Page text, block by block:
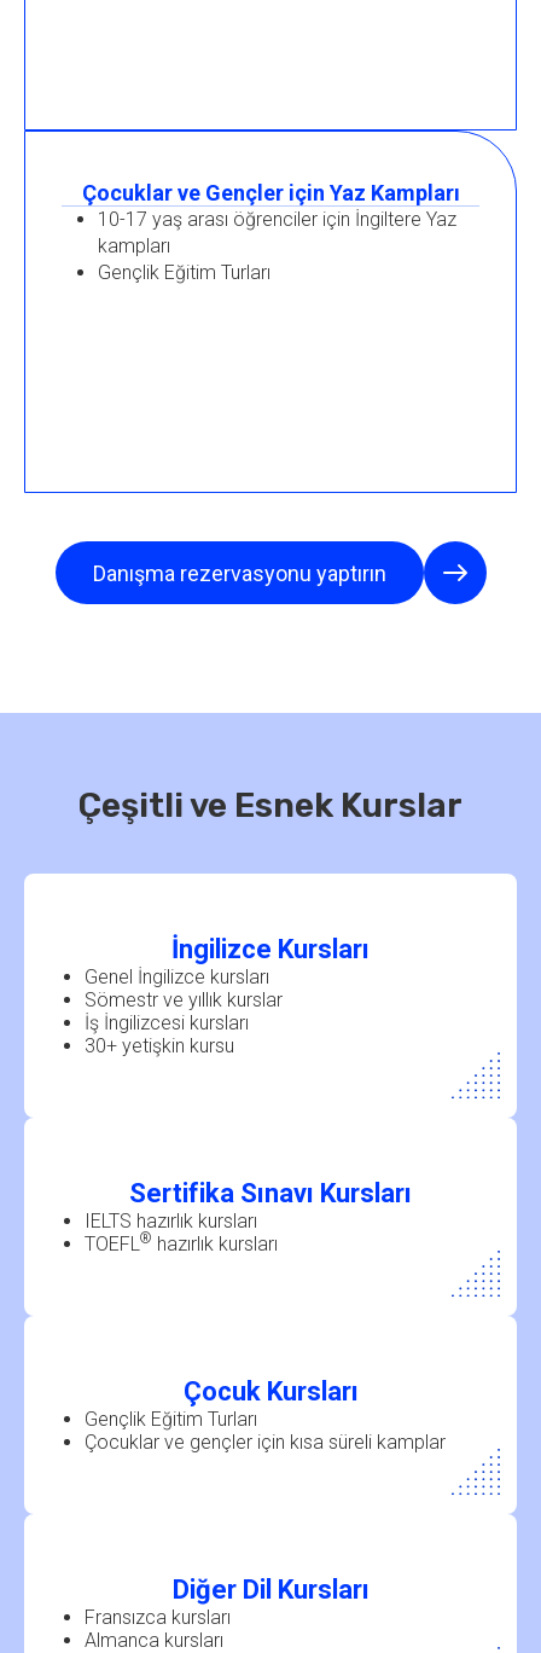
Çocuklar ve Gençler için Yaz Kampları
10-17 yaş arası öğrenciler için İngiltere Yaz
kampları
Gençlik Eğitim Turları
Danışma rezervasyonu yaptırın
Çeşitli ve Esnek Kurslar
İngilizce Kursları
Genel İngilizce kursları
Sömestr ve yıllık kurslar
İş İngilizcesi kursları
30+ yetişkin kursu
Sertifika Sınavı Kursları
IELTS hazırlık kursları
TOEFL® hazırlık kursları
Çocuk Kursları
Gençlik Eğitim Turları
Çocuklar ve gençler için kısa süreli kamplar
Diğer Dil Kursları
Fransızca kursları
Almanca kursları